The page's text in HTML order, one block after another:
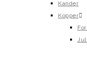
Kander
Kopper